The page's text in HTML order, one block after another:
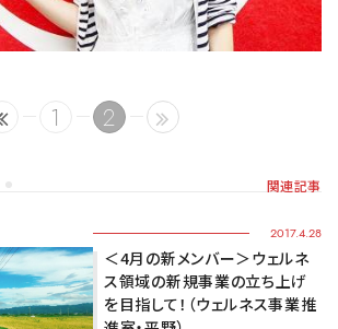
1 2
関連記事
2017.4.28
＜4月の新メンバー＞ウェルネ
ス領域の新規事業の立ち上げ
を目指して！（ウェルネス事業推